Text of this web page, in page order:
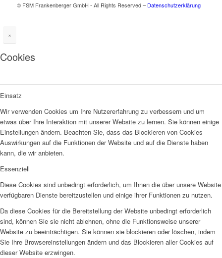
© FSM Frankenberger GmbH - All Rights Reserved – Datenschutzerklärung
×
Cookies
Einsatz
Wir verwenden Cookies um Ihre Nutzererfahrung zu verbessern und um
etwas über Ihre Interaktion mit unserer Website zu lernen. Sie können einige
Einstellungen ändern. Beachten Sie, dass das Blockieren von Cookies
Auswirkungen auf die Funktionen der Website und auf die Dienste haben
kann, die wir anbieten.
Essenziell
Diese Cookies sind unbedingt erforderlich, um Ihnen die über unsere Website
verfügbaren Dienste bereitzustellen und einige ihrer Funktionen zu nutzen.
Da diese Cookies für die Bereitstellung der Website unbedingt erforderlich
sind, können Sie sie nicht ablehnen, ohne die Funktionsweise unserer
Website zu beeinträchtigen. Sie können sie blockieren oder löschen, indem
Sie Ihre Browsereinstellungen ändern und das Blockieren aller Cookies auf
dieser Website erzwingen.